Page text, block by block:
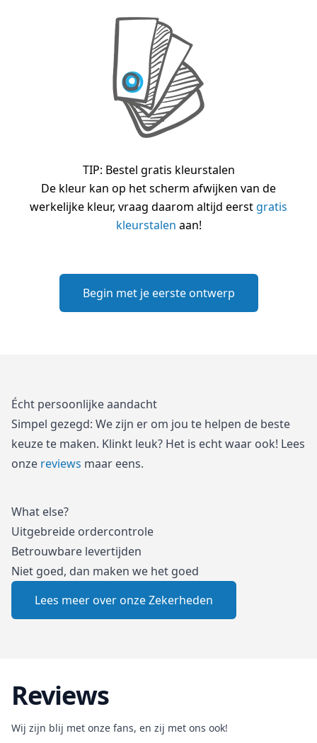
TIP: Bestel gratis kleurstalen
De kleur kan op het scherm afwijken van de
werkelijke kleur, vraag daarom altijd eerst gratis
kleurstalen aan!
Begin met je eerste ontwerp
Écht persoonlijke aandacht
Simpel gezegd: We zijn er om jou te helpen de beste
keuze te maken. Klinkt leuk? Het is echt waar ook! Lees
onze reviews maar eens.
What else?
Uitgebreide ordercontrole
Betrouwbare levertijden
Niet goed, dan maken we het goed
Lees meer over onze Zekerheden
Reviews
Wij zijn blij met onze fans, en zij met ons ook!